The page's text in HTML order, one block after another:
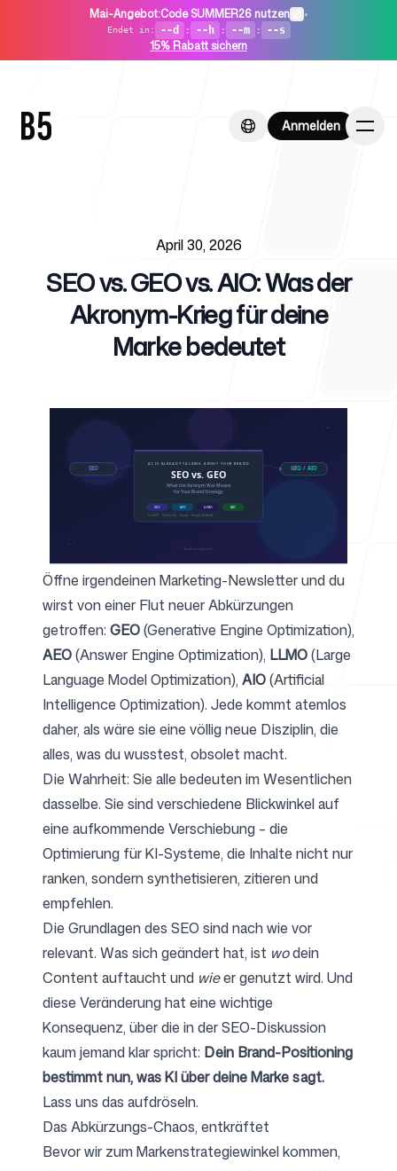
Mai-Angebot:Code SUMMER26 nutzen •
Endet in : --d : --h : --m : --s
15% Rabatt sichern
Anmelden
Anmelden
Für Startups
Für Agenturen
Blog
Preise
Support
Kostenlose Tools
FAQ
Kontakt
April 30, 2026
SEO vs. GEO vs. AIO: Was der
Akronym-Krieg für deine
Marke bedeutet
Öffne irgendeinen Marketing-Newsletter und du
wirst von einer Flut neuer Abkürzungen
getroffen: GEO(Generative Engine Optimization),
AEO(Answer Engine Optimization), LLMO(Large
Language Model Optimization), AIO(Artificial
Intelligence Optimization). Jede kommt atemlos
daher, als wäre sie eine völlig neue Disziplin, die
alles, was du wusstest, obsolet macht.
Die Wahrheit: Sie alle bedeuten im Wesentlichen
dasselbe. Sie sind verschiedene Blickwinkel auf
eine aufkommende Verschiebung – die
Optimierung für KI-Systeme, die Inhalte nicht nur
ranken, sondern synthetisieren, zitieren und
empfehlen.
Die Grundlagen des SEO sind nach wie vor
relevant. Was sich geändert hat, ist wodein
Content auftaucht und wieer genutzt wird. Und
diese Veränderung hat eine wichtige
Konsequenz, über die in der SEO-Diskussion
kaum jemand klar spricht: Dein Brand-Positioning
bestimmt nun, was KI über deine Marke sagt.
Lass uns das aufdröseln.
Das Abkürzungs-Chaos, entkräftet
Bevor wir zum Markenstrategiewinkel kommen,